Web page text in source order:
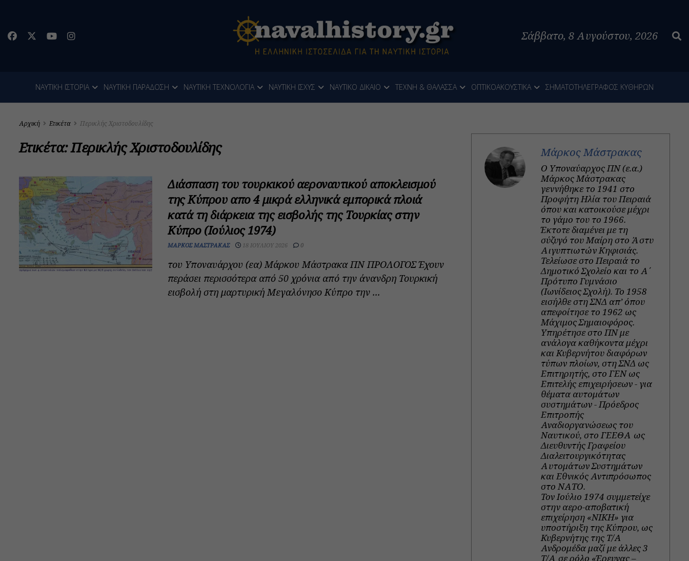
Σάββατο, 8 Αυγούστου, 2026
ΝΑΥΤΙΚΗ ΙΣΤΟΡΙΑ ΝΑΥΤΙΚΗ ΠΑΡΑΔΟΣΗ ΝΑΥΤΙΚΗ ΤΕΧΝΟΛΟΓΙΑ ΝΑΥΤΙΚΗ ΙΣΧΥΣ ΝΑΥΤΙΚΟ ΔΙΚΑΙΟ ΤΕΧΝΗ & ΘΑΛΑΣΣΑ ΟΠΤΙΚΟΑΚΟΥΣΤΙΚΑ ΣΗΜΑΤΟΤΗΛΕΓΡΑΦΟΣ ΚΥΘΗΡΩΝ
Αρχική Ετικέτα Περικλής Χριστοδουλίδης
Ετικέτα:Περικλής Χριστοδουλίδης
Διάσπαση του τουρκικού αεροναυτικού αποκλεισμού
της Κύπρου απο 4 μικρά ελληνικά εμπορικά πλοιά
κατά τη διάρκεια της εισβολής της Τουρκίας στην
Κύπρο (Ιούλιος 1974)
ΜΆΡΚΟΣ ΜΆΣΤΡΑΚΑΣ 18 ΙΟΥΛΊΟΥ 2026 0
του Υποναυάρχου (εα) Μάρκου Μάστρακα ΠΝ ΠΡΟΛΟΓΟΣ Έχουν
περάσει περισσότερα από 50 χρόνια από την άνανδρη Τουρκική
εισβολή στη μαρτυρική Μεγαλόνησο Κύπρο την ...
Μάρκος Μάστρακας
Ο Υποναύαρχος ΠΝ (ε.α.)
Μάρκος Μάστρακας
γεννήθηκε το 1941 στο
Προφήτη Ηλία του Πειραιά
όπου και κατοικούσε μέχρι
το γάμο του το 1966.
Έκτοτε διαμένει με τη
σύζυγό του Μαίρη στο Άστυ
Αιγυπτιωτών Κηφισιάς.
Τελείωσε στο Πειραιά το
Δημοτικό Σχολείο και το Α΄
Πρότυπο Γυμνάσιο
(Ιωνίδειος Σχολή). Το 1958
εισήλθε στη ΣΝΔ απ’ όπου
απεφοίτησε το 1962 ως
Μάχιμος Σημαιοφόρος.
Υπηρέτησε στο ΠΝ με
ανάλογα καθήκοντα μέχρι
και Κυβερνήτου διαφόρων
τύπων πλοίων, στη ΣΝΔ ως
Επιτηρητής, στο ΓΕΝ ως
Επιτελής επιχειρήσεων - για
θέματα αυτομάτων
συστημάτων - Πρόεδρος
Επιτροπής
Αναδιοργανώσεως του
Ναυτικού, στο ΓΕΕΘΑ ως
Διευθυντής Γραφείου
Διαλειτουργικότητας
Αυτομάτων Συστημάτων
και Εθνικός Αντιπρόσωπος
στο ΝΑΤΟ.
Τον Ιούλιο 1974 συμμετείχε
στην αερο-αποβατική
επιχείρηση «ΝΙΚΗ» για
υποστήριξη της Κύπρου, ως
Κυβερνήτης της Τ/Α
Ανδρομέδα μαζί με άλλες 3
Τ/Α σε ρόλο «Έρευνας –